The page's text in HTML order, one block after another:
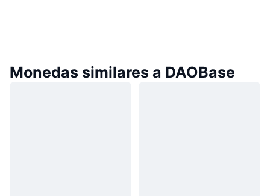
Monedas similares a DAOBase